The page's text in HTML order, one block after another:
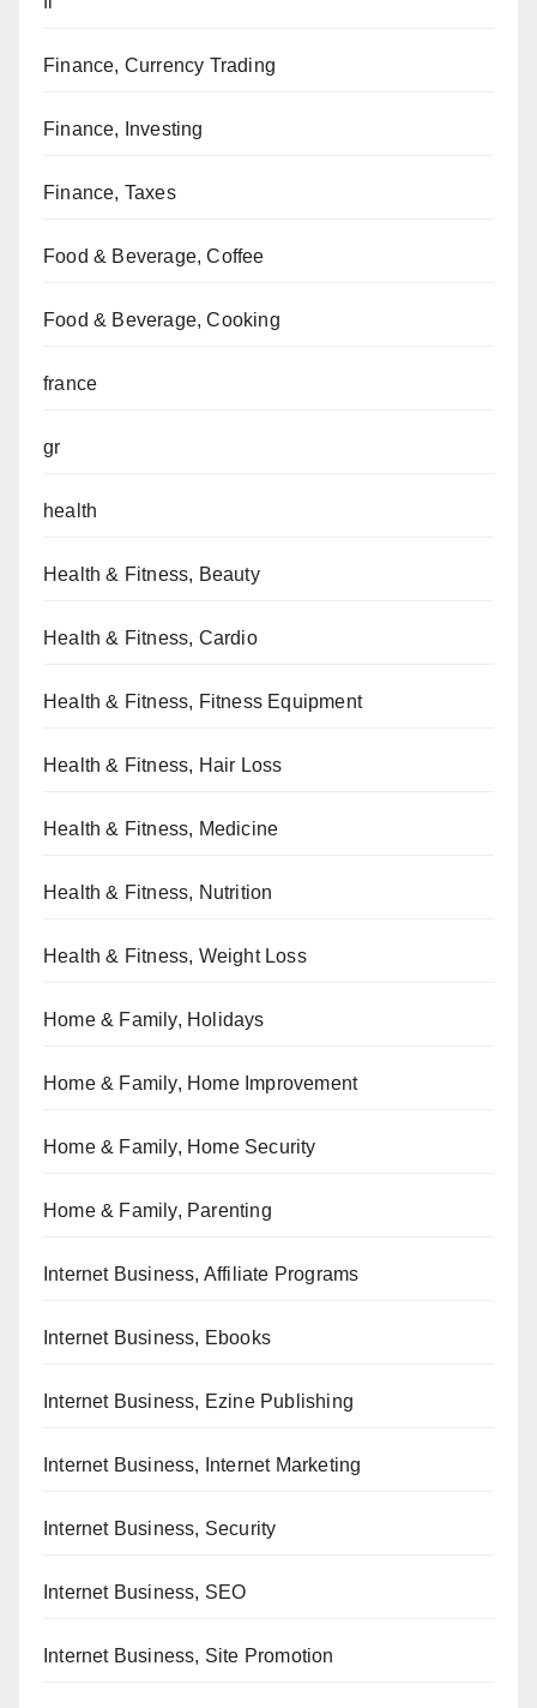
Finance, Currency Trading
Finance, Investing
Finance, Taxes
Food & Beverage, Coffee
Food & Beverage, Cooking
france
gr
health
Health & Fitness, Beauty
Health & Fitness, Cardio
Health & Fitness, Fitness Equipment
Health & Fitness, Hair Loss
Health & Fitness, Medicine
Health & Fitness, Nutrition
Health & Fitness, Weight Loss
Home & Family, Holidays
Home & Family, Home Improvement
Home & Family, Home Security
Home & Family, Parenting
Internet Business, Affiliate Programs
Internet Business, Ebooks
Internet Business, Ezine Publishing
Internet Business, Internet Marketing
Internet Business, Security
Internet Business, SEO
Internet Business, Site Promotion